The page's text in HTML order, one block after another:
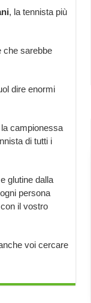
, la tennista più
che sarebbe
dire enormi
campionessa
di tutti i
glutine dalla
persona
il vostro
voi cercare